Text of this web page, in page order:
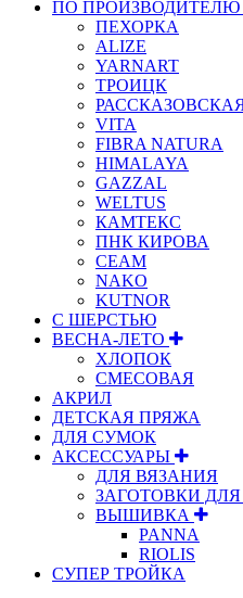
ПО ПРОИЗВОДИТЕЛЮ
ПЕХОРКА
ALIZE
YARNART
ТРОИЦК
VITA
FIBRA NATURA
HIMALAYA
GAZZAL
WELTUS
КАМТЕКС
ПНК КИРОВА
СЕАМ
NAKO
KUTNOR
С ШЕРСТЬЮ
ВЕСНА-ЛЕТО
ХЛОПОК
СМЕСОВАЯ
АКРИЛ
ДЕТСКАЯ ПРЯЖА
ДЛЯ СУМОК
АКСЕССУАРЫ
ДЛЯ ВЯЗАНИЯ
ЗАГОТОВКИ
ВЫШИВКА
PANNA
RIOLIS
СУПЕР ТРОЙКА